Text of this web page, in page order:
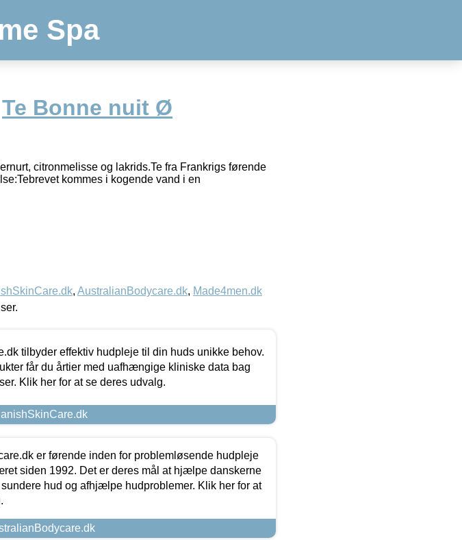
Spa
Te Bonne nuit Ø
citronmelisse og lakrids.Te fra Frankrigs førende
kommes i kogende vand i en
, AustralianBodycare.dk, Made4men.dk
tilbyder effektiv hudpleje til din huds unikke behov.
får du årtier med uafhængige kliniske data bag
Klik her for at se deres udvalg.
er førende inden for problemløsende hudpleje
siden 1992. Det er deres mål at hjælpe danskerne
hud og afhjælpe hudproblemer. Klik her for at